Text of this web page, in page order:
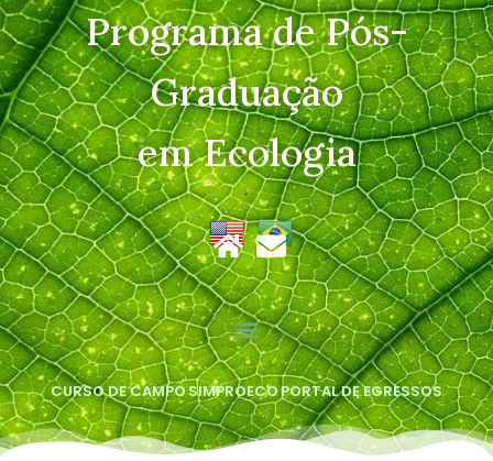
Programa de Pós-
Graduação
em Ecologia
CURSO DE CAMPOSIMPROECOPORTAL DE EGRESSOS